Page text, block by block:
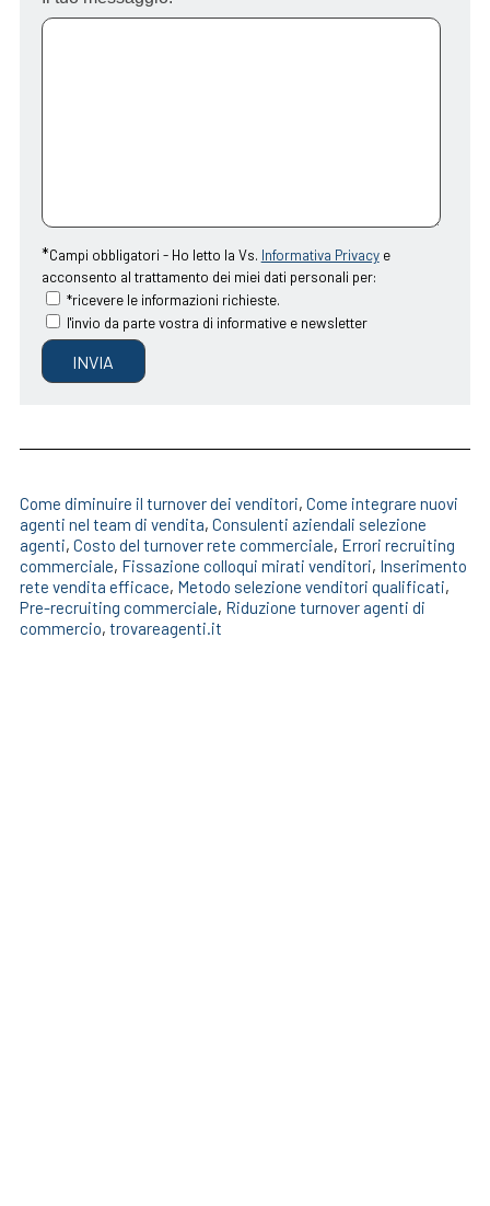
*Campi obbligatori - Ho letto la Vs. Informativa Privacye
acconsento al trattamento dei miei dati personali per:
*ricevere le informazioni richieste.
l'invio da parte vostra di informative e newsletter
Come diminuire il turnover dei venditori, Come integrare nuovi
agenti nel team di vendita, Consulenti aziendali selezione
agenti, Costo del turnover rete commerciale, Errori recruiting
commerciale, Fissazione colloqui mirati venditori, Inserimento
rete vendita efficace, Metodo selezione venditori qualificati,
Pre-recruiting commerciale, Riduzione turnover agenti di
commercio, trovareagenti.it